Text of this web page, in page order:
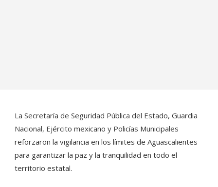
La Secretaría de Seguridad Pública del Estado, Guardia
Nacional, Ejército mexicano y Policías Municipales
reforzaron la vigilancia en los límites de Aguascalientes
para garantizar la paz y la tranquilidad en todo el
territorio estatal.